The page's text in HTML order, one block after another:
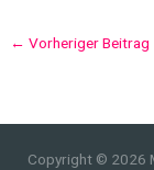
← Vorheriger Beitrag
Copyright © 2026